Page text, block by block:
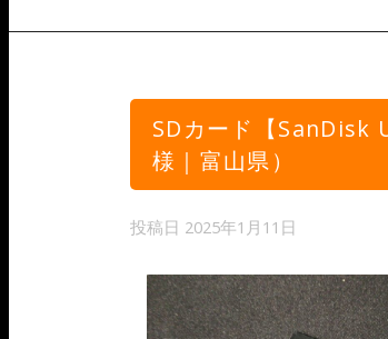
SDカード【SanDisk
様｜富山県）
投稿日 2025年1月11日